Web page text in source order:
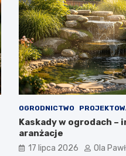
OGRODNICTWO
Kaskady w ogrodach –
aranżacje
17 lipca 2026 Ola